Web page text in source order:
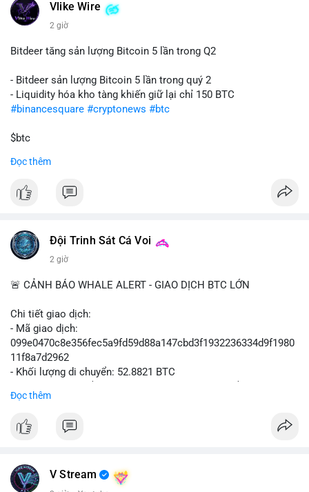
Vlike Wire
2 giờ
Bitdeer tăng sản lượng Bitcoin 5 lần trong Q2
- Bitdeer sản lượng Bitcoin 5 lần trong quý 2
- Liquidity hóa kho tàng khiến giữ lại chỉ 150 BTC
#binancesquare #cryptonews #btc
$btc
#vlikevn
📰 Nguồn: Cointelegraph
Đọc thêm
Đội Trinh Sát Cá Voi
2 giờ
🚨 CẢNH BÁO WHALE ALERT - GIAO DỊCH BTC LỚN
Chi tiết giao dịch:
- Mã giao dịch:
099e0470c8e356fec5a9fd59d88a147cbd3f1932236334d9f1980
11f8a7d2962
- Khối lượng di chuyển: 52.8821 BTC
USD)
chuyển trong một giao dịch duy nhất, cho thấy chủ sở hữu là tổ
chức hoặc cá nhân sở hữu tài sản lớn. Hành vi này diễn ra
Đọc thêm
V Stream